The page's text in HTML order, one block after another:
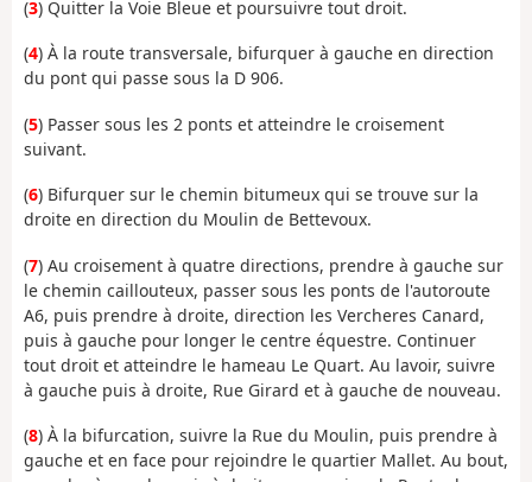
(3) Quitter la Voie Bleue et poursuivre tout droit.
(4) À la route transversale, bifurquer à gauche en direction
du pont qui passe sous la D 906.
(5) Passer sous les 2 ponts et atteindre le croisement
suivant.
(6) Bifurquer sur le chemin bitumeux qui se trouve sur la
droite en direction du Moulin de Bettevoux.
(7) Au croisement à quatre directions, prendre à gauche sur
le chemin caillouteux, passer sous les ponts de l'autoroute
A6, puis prendre à droite, direction les Vercheres Canard,
puis à gauche pour longer le centre équestre. Continuer
tout droit et atteindre le hameau Le Quart. Au lavoir, suivre
à gauche puis à droite, Rue Girard et à gauche de nouveau.
(8) À la bifurcation, suivre la Rue du Moulin, puis prendre à
gauche et en face pour rejoindre le quartier Mallet. Au bout,